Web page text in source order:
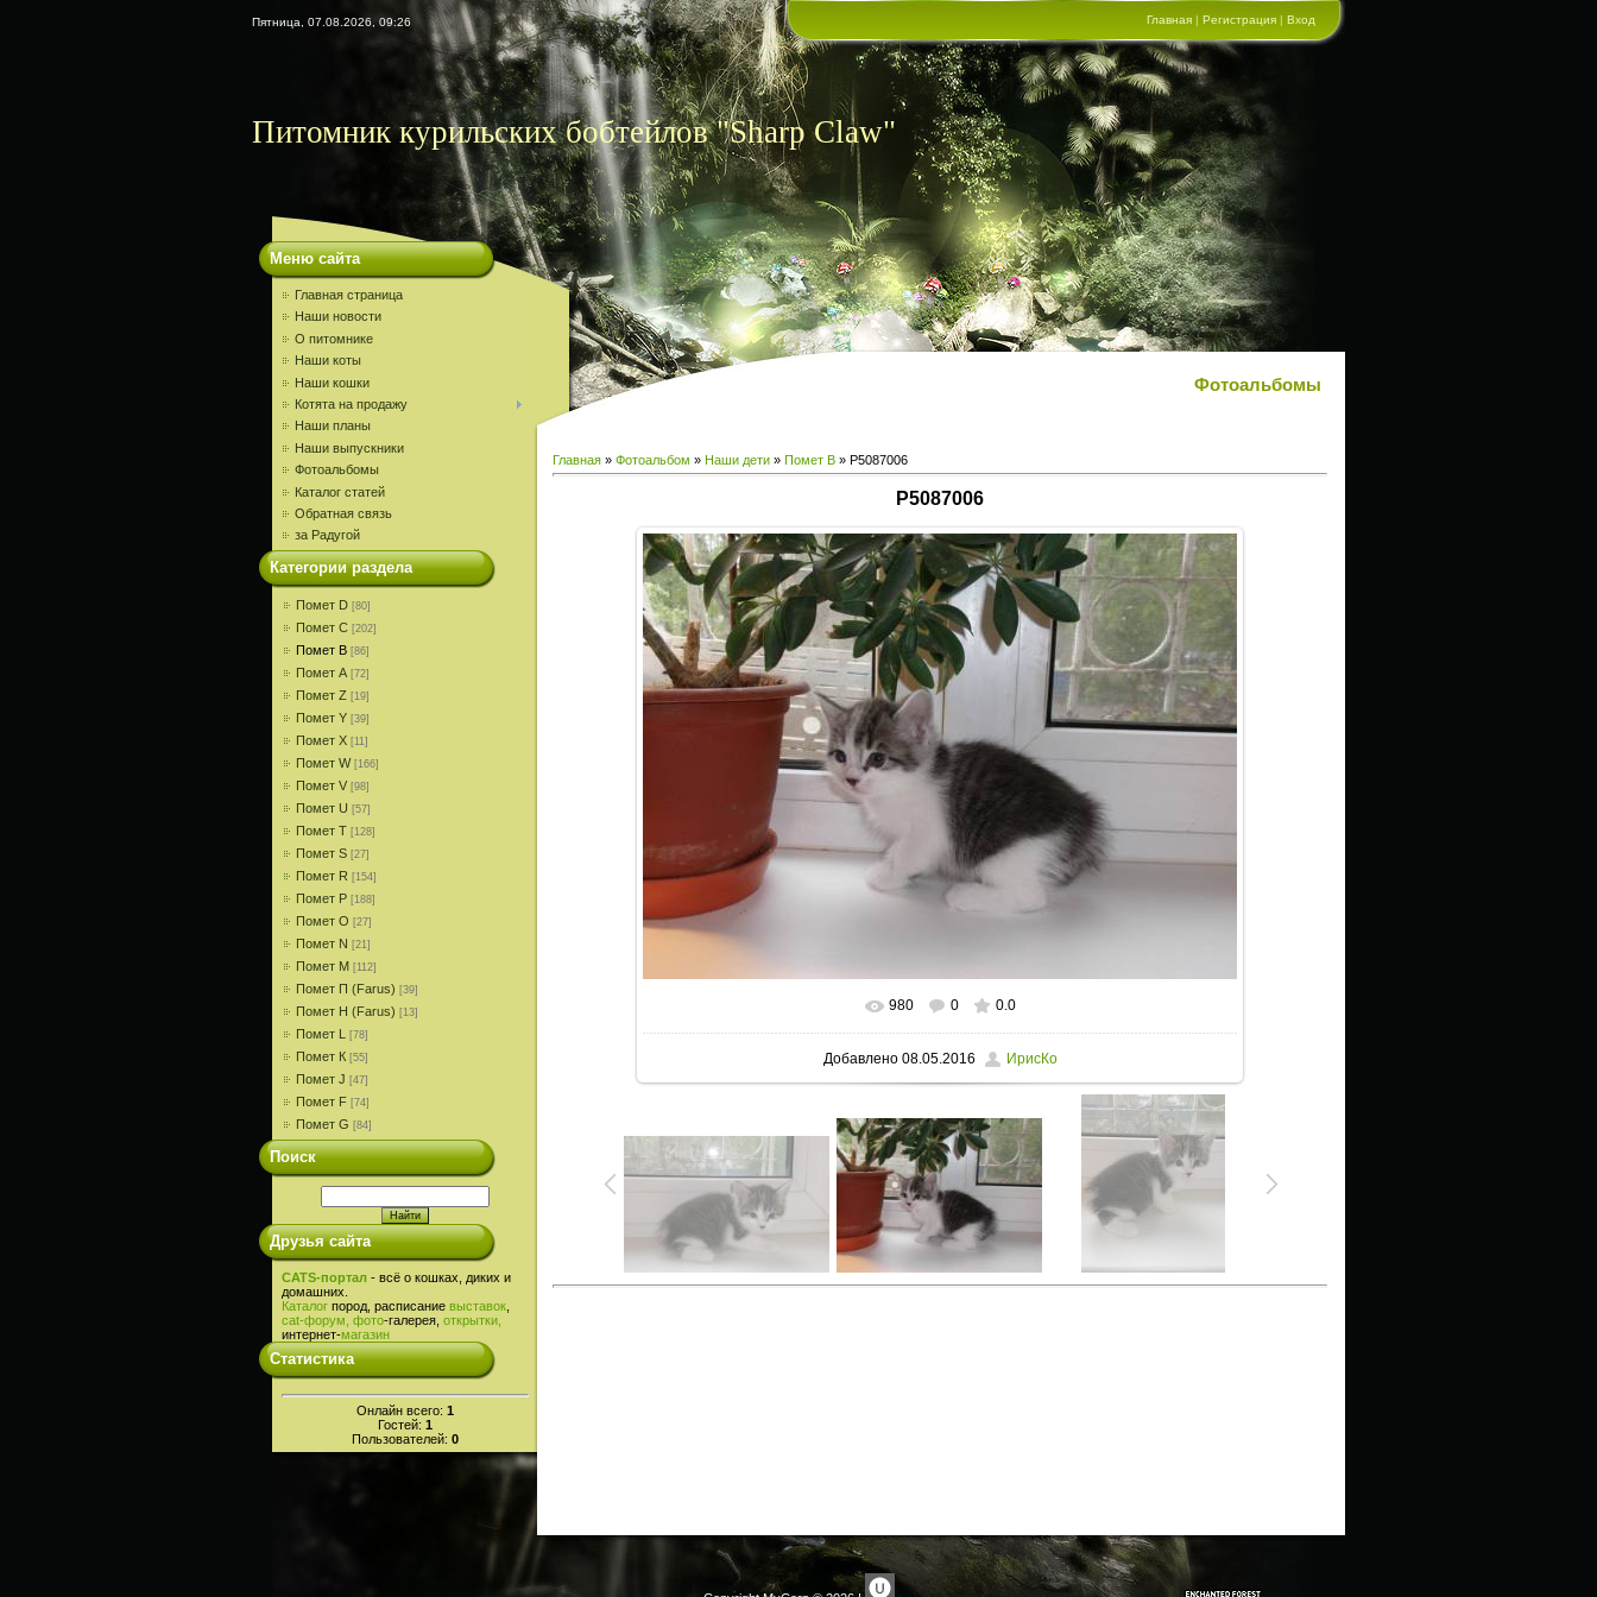
Пятница, 07.08.2026, 09:26 Главная | Регистрация | Вход
Питомник курильских бобтейлов "Sharp Claw"
Меню сайта
Главная страница
Наши новости
О питомнике
Наши коты
Наши кошки
Котята на продажу
Наши планы
Наши выпускники
Фотоальбомы
Каталог статей
Обратная связь
за Радугой
Категории раздела
Помет D [80]
Помет С [202]
Помет В [86]
Помет A [72]
Помет Z [19]
Помет Y [39]
Помет X [11]
Помет W [166]
Помет V [98]
Помет U [57]
Помет T [128]
Помет S [27]
Помет R [154]
Помет P [188]
Помет О [27]
Помет N [21]
Помет M [112]
Помет П (Farus) [39]
Помет Н (Farus) [13]
Помет L [78]
Помет К [55]
Помет J [47]
Помет F [74]
Помет G [84]
Поиск
Друзья сайта
CATS-портал - всё о кошках, диких и
домашних.
Каталог пород, расписание выставок
cat-форум, фото-галерея, открытки,
интернет-магазин
Статистика
Онлайн всего: 1
Гостей: 1
Пользователей: 0
Фотоальбомы
Главная » Фотоальбом » Наши дети » Помет В » P5087006
P5087006
В реальном размере 1024x768
980 0 0.0
Добавлено08.05.2016 ИрисКо